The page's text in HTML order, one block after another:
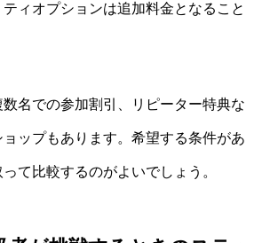
ィオプションは追加料金となること
名での参加割引、リピーター特典な
ップもあります。希望する条件があ
て比較するのがよいでしょう。